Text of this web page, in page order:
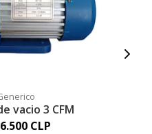
vacio 3 CFM
CLP